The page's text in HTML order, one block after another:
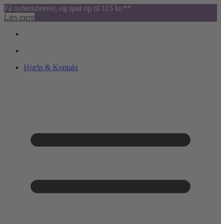
Få nyhedsbrevet, og spar op til 115 kr.**
Læs mere
Hjælp & Kontakt